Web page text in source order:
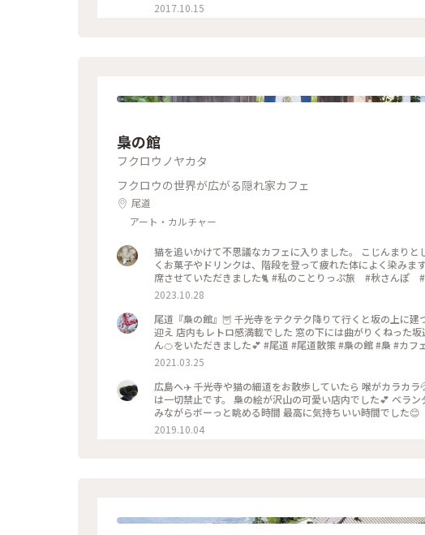
2017.10.15
梟の館
フクロウノヤカタ
フクロウの世界が広がる隠れ家カフェ
尾道
アート・カルチャー
猫を追いかけて不思議なカフェに入りました。 こじんまり
くお菓子やドリンクは、階段を登って疲れた体によく染みます。 私の座ったテーブル席は三毛猫の定位置らしく
席させていただきました🐈 #私のことりっぷ旅 #秋
2023.10.28
尾道『梟の館』🦉 千光寺をテクテク降りて行くと坂の上に
迎え 店内もレトロ感満載でした 窓の下には曲がりくねった
ん🍊をいただきました💕 #尾道 #尾道散策 #梟の館 #梟 #カフェ
内海 #海の見える町 #広島県 #わたしの旅 #雨女 #雨女の旅 #母
2021.03.25
広島へ✈️ 千光寺や猫の細道をお散歩していたら 喉がカラカ
は一切禁止です。 梟の絵が沢山の可愛い店内でした💕 ベラ
みながらボーっと眺める時間 最高に気持ちいい時間でした😊 ・ #こ
禁止
2019.10.04